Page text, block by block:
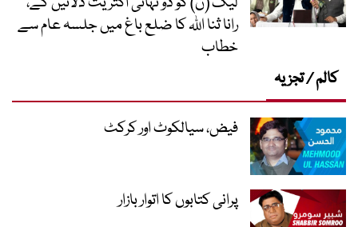
رانا ثنا اللہ کا ضلع باغ میں جلسہ عام سے
خطاب
کالم / تجزیہ
فیض، سیالکوٹ اور کرکٹ
پرانی کتابوں کا اتوار بازار